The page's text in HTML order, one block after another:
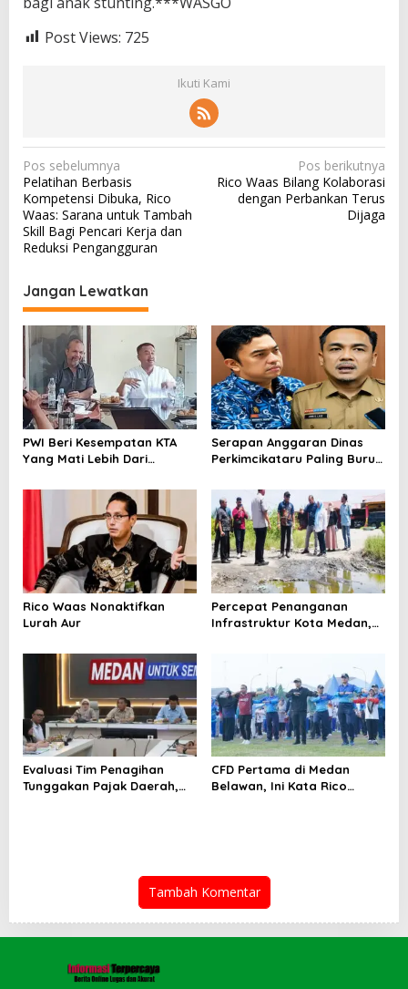
Post Views: 725
Ikuti Kami
N
a
v
i
a
s
i
p
o
s
Pos sebelumnya
Pelatihan Berbasis
Kompetensi Dibuka, Rico
Waas: Sarana untuk Tambah
Skill Bagi Pencari Kerja dan
Reduksi Pengangguran
Pos berikutnya
Rico Waas Bilang Kolaborasi
dengan Perbankan Terus
Dijaga
Jangan Lewatkan
PWI Beri Kesempatan KTA
Yang Mati Lebih Dari
Serapan Anggaran Dinas
Perkimcikataru Paling Buruk,
Dievaluasi
Rico Waas Nonaktifkan
Lurah Aur
Percepat Penanganan
Infrastruktur Kota Medan,
Evaluasi Tim Penagihan
Tunggakan Pajak Daerah,
CFD Pertama di Medan
Belawan, Ini Kata Rico
Tambah Komentar